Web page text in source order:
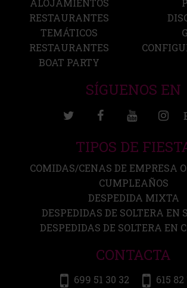
ALOJAMIENTOS
RESTAURANTES
TEMÁTICOS
RESTAURANTES
BOAT PARTY
SÍGUENOS EN
TIPOS DE
COMIDAS/CENAS DE EMPRESA
CUMPLEAÑOS
DESPEDIDA MIXTA
DESPEDIDAS DE SOLTERA EN
DESPEDIDAS DE SOLTERA EN
CONTACTA
699 51 30 32
615 82